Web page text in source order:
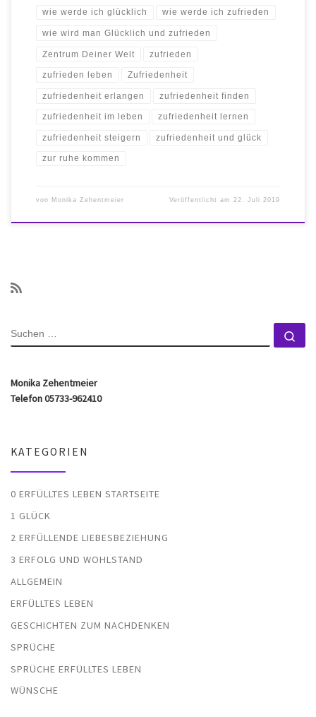
wie werde ich glücklich wie werde ich zufrieden
wie wird man Glücklich und zufrieden
Zentrum Deiner Welt zufrieden
zufrieden leben Zufriedenheit
zufriedenheit erlangen zufriedenheit finden
zufriedenheit im leben zufriedenheit lernen
zufriedenheit steigern zufriedenheit und glück
zur ruhe kommen
von Monika Zehentmeier Veröffentlicht am22. Juli 2019
SUCHE
Monika Zehentmeier
Telefon 05733-962410
KATEGORIEN
0 ERFÜLLTES LEBEN STARTSEITE
1 GLÜCK
2 ERFÜLLENDE LIEBESBEZIEHUNG
3 ERFOLG UND WOHLSTAND
ALLGEMEIN
ERFÜLLTES LEBEN
GESCHICHTEN ZUM NACHDENKEN
SPRÜCHE
SPRÜCHE ERFÜLLTES LEBEN
WÜNSCHE